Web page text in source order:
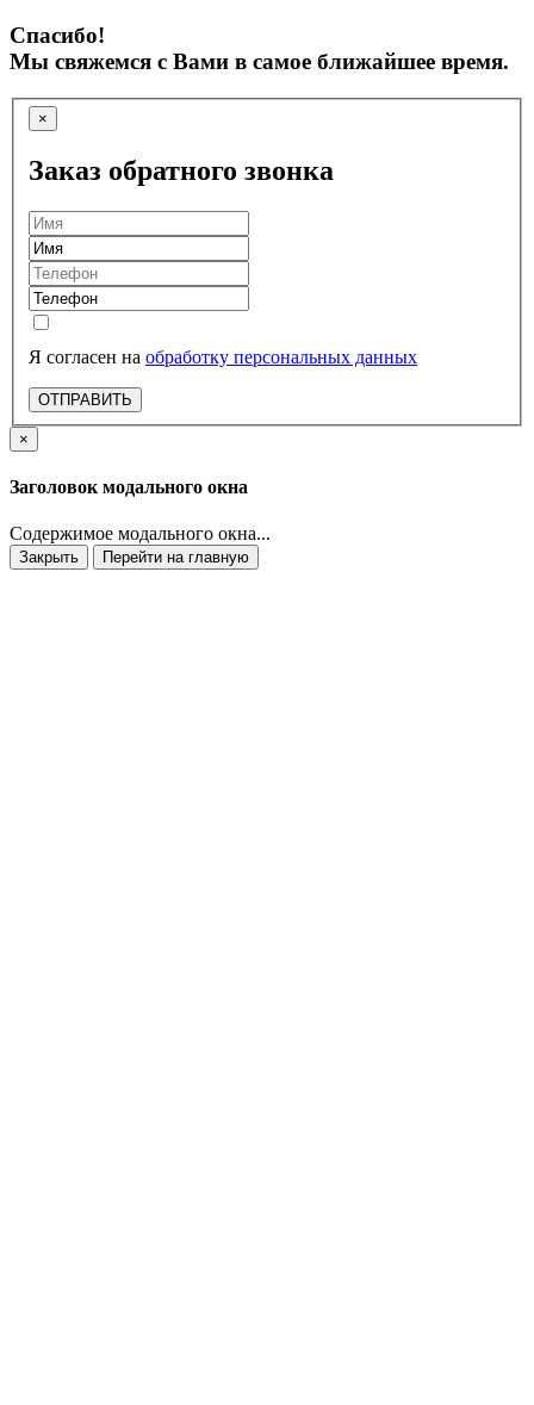
Спасибо!
Мы свяжемся с Вами в самое ближайшее время.
×
Заказ обратного звонка
Я согласен на обработку персональных данных
ОТПРАВИТЬ
×
Заголовок модального окна
Содержимое модального окна...
Закрыть Перейти на главную